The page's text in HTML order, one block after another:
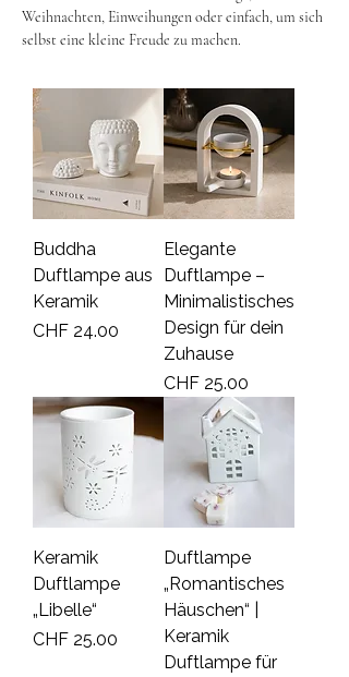
Weihnachten, Einweihungen oder einfach, um sich
selbst eine kleine Freude zu machen.
Buddha
Duftlampe aus
Keramik
Price
CHF 24.00
Elegante
Duftlampe –
Minimalistisches
Design für dein
Zuhause
Price
CHF 25.00
Keramik
Duftlampe
„Libelle“
Price
CHF 25.00
Duftlampe
„Romantisches
Häuschen“ |
Keramik
Duftlampe für